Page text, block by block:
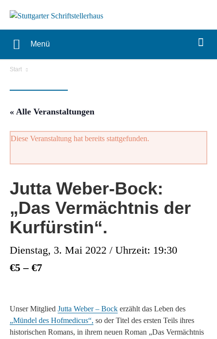
Menü
Start
« Alle Veranstaltungen
Diese Veranstaltung hat bereits stattgefunden.
Jutta Weber-Bock:
„Das Vermächtnis der
Kurfürstin“.
Dienstag, 3. Mai 2022 / Uhrzeit: 19:30
€5 – €7
Unser Mitglied Jutta Weber – Bock erzählt das Leben des
„Mündel des Hofmedicus“, so der Titel des ersten Teils ihres
historischen Romans, in ihrem neuen Roman „Das Vermächtnis